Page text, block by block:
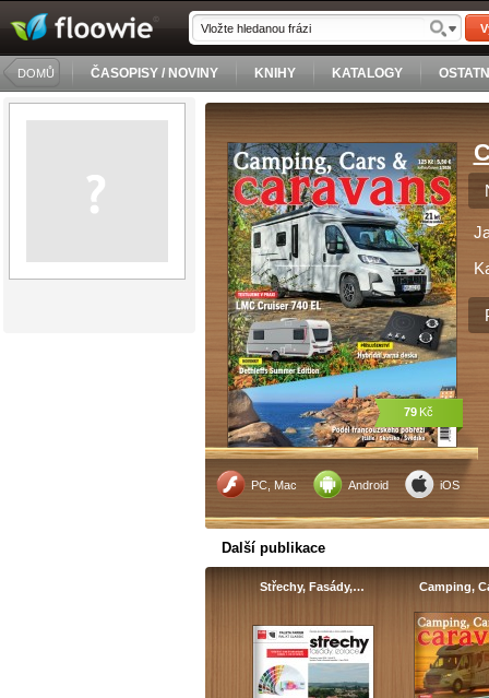
DOMŮ ČASOPISY / NOVINY KNIHY KATALOGY
PC, Mac Android iOS
79 Kč
Další publikace
Střechy, Fasády,… Camping,